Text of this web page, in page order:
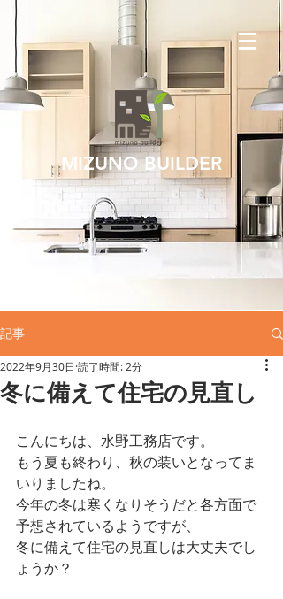
記事
冬に備えて住宅の見直し
2022年9月30日 読了時間: 2分
こんにちは、水野工務店です。
もう夏も終わり、秋の装いとなってま
いりましたね。
今年の冬は寒くなりそうだと各方面で
予想されているようですが、
冬に備えて住宅の見直しは大丈夫でし
ょうか？
MIZUNO BUILDER